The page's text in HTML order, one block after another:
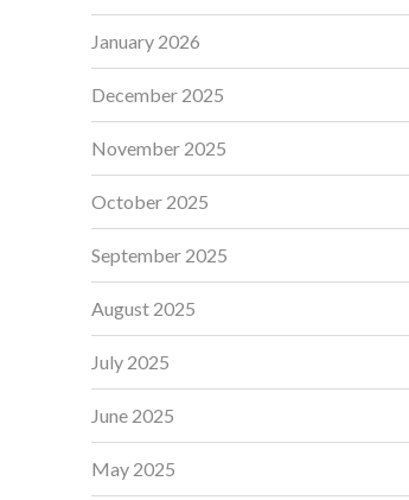
January 2026
December 2025
November 2025
October 2025
September 2025
August 2025
July 2025
June 2025
May 2025